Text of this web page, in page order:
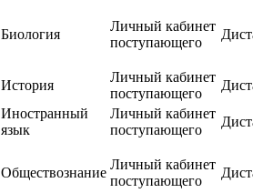
Биология
Личный кабинет
поступающего
История
Личный кабинет
поступающего
Иностранный
язык
Личный кабинет
поступающего
Обществознание
Личный кабинет
поступающего